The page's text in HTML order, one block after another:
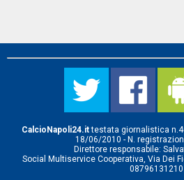
CalcioNapoli24.ittestata giornalistica
18/06/2010 - N.
Direttore responsabile:
Social Multiservice Cooperativa, Via Dei
08796131210